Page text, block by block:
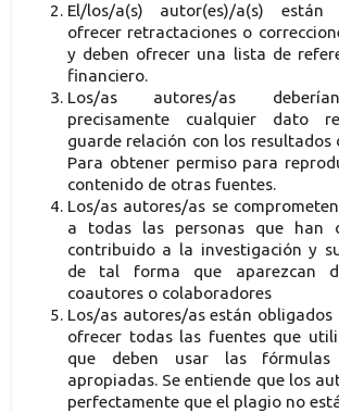
El/los/a(s) autor(es)/a(s) están
ofrecer retractaciones o
y deben ofrecer una lista de
financiero.
Los/as autores/as
precisamente cualquier dato
guarde relación con los resultados
Para obtener permiso para
contenido de otras fuentes.
Los/as autores/as se
a todas las personas que han
contribuido a la investigación y
de tal forma que aparezcan
coautores o colaboradores
Los/as autores/as están obligados
ofrecer todas las fuentes que
que deben usar las fórmulas
apropiadas. Se entiende que los
perfectamente que el plagio no